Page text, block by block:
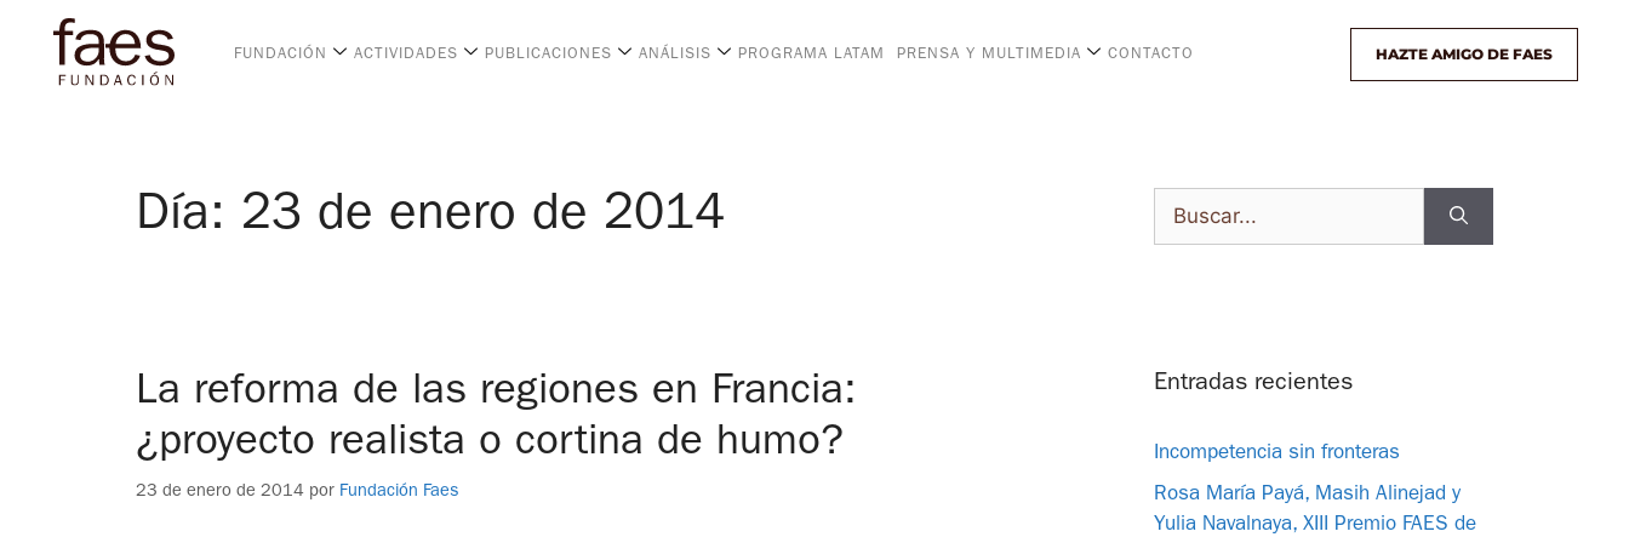
FUNDACIÓN ACTIVIDADES PUBLICACIONES ANÁLISIS PROGRAMA LATAM PRENSA Y MULTIMEDIA CONTACTO HAZTE AMIGO DE FAES
Día: 23 de enero de 2014
La reforma de las regiones en Francia:
¿proyecto realista o cortina de humo?
23 de enero de 2014 por Fundación Faes
Entradas recientes
Incompetencia sin fronteras
Rosa María Payá, Masih Alinejad y
Yulia Navalnaya, XIII Premio FAES de